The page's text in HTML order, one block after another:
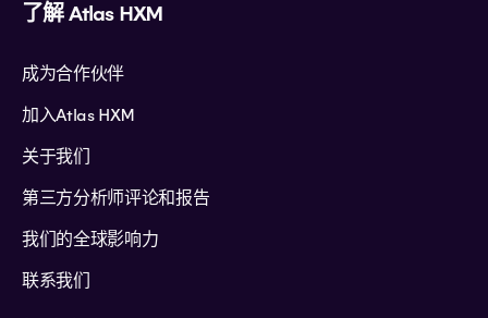
了解 Atlas HXM
成为合作伙伴
加入Atlas HXM
关于我们
第三方分析师评论和报告
我们的全球影响力
联系我们